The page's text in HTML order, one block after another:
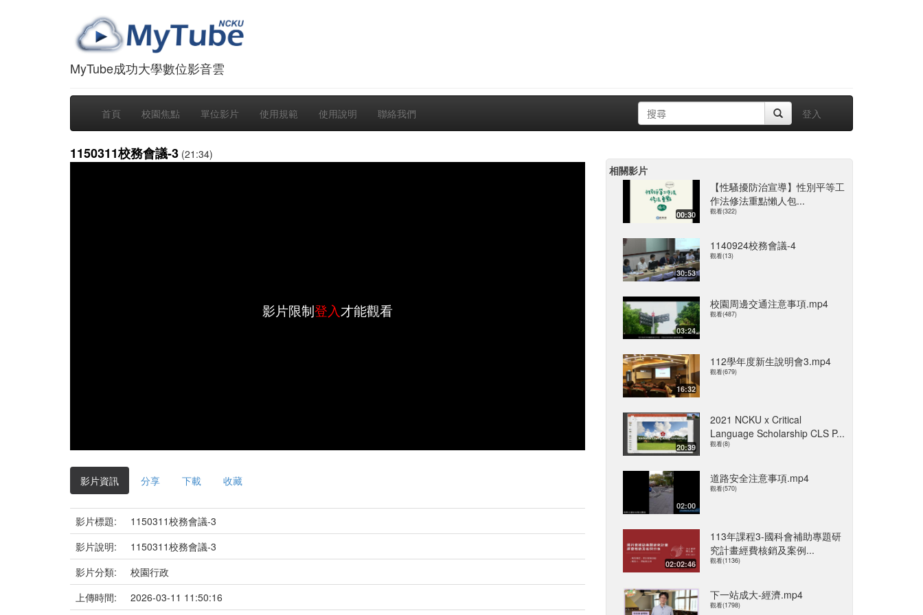
MyTube成功大學數位影音雲
首頁 校園焦點 單位影片 使用規範 使用說明 聯絡我們 登入
1150311校務會議-3 (21:34)
影片限制登入才能觀看
影片資訊 分享 下載 收藏
影片標題:
1150311校務會議-3
影片說明:
1150311校務會議-3
影片分類:
校園行政
上傳時間:
2026-03-11 11:50:16
相關影片
00:30
【性騷擾防治宣導】性別平等工
作法修法重點懶人包...
觀看(322)
30:53
1140924校務會議-4
觀看(13)
03:24
校園周邊交通注意事項.mp4
觀看(487)
16:32
112學年度新生說明會3.mp4
觀看(679)
20:39
2021 NCKU x Critical
Language Scholarship CLS P...
觀看(8)
02:00
道路安全注意事項.mp4
觀看(570)
02:02:46
113年課程3-國科會補助專題研
究計畫經費核銷及案例...
觀看(1136)
下一站成大-經濟.mp4
觀看(1798)